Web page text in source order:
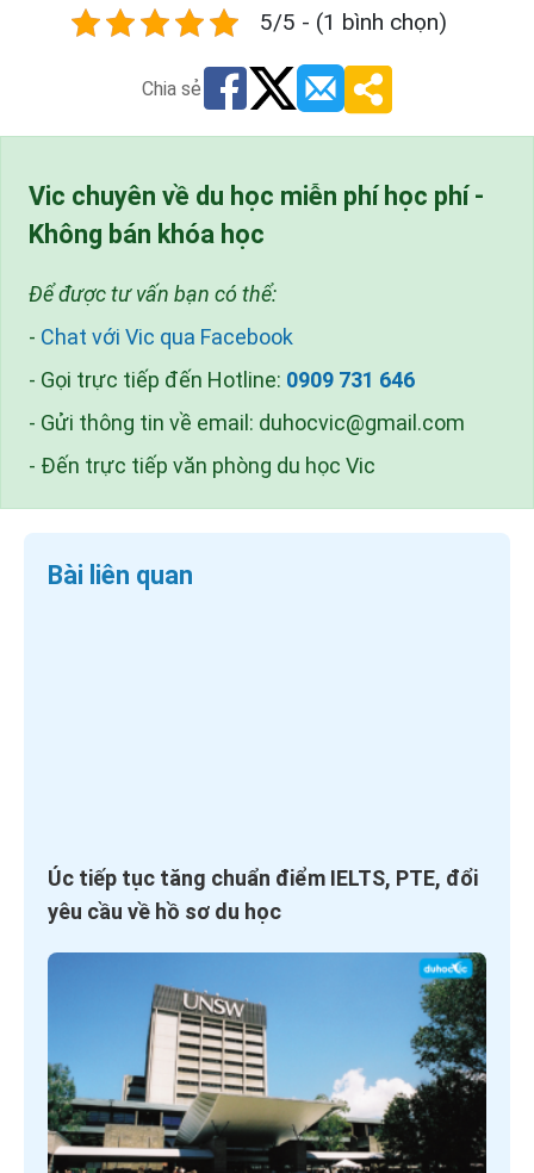
5/5 - (1 bình chọn)
Chia sẻ
Vic chuyên về du học miễn phí học phí -
Không bán khóa học
Để được tư vấn bạn có thể:
- Chat với Vic qua Facebook
- Gọi trực tiếp đến Hotline: 0909 731 646
- Gửi thông tin về email: duhocvic@gmail.com
- Đến trực tiếp văn phòng du học Vic
Bài liên quan
Úc tiếp tục tăng chuẩn điểm IELTS, PTE, đổi
yêu cầu về hồ sơ du học